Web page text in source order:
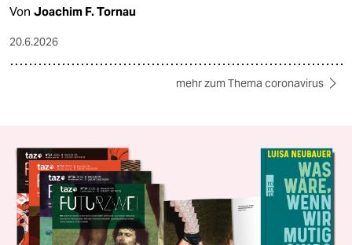
Von Joachim F. Tornau
20.6.2026
mehr zum Thema coronavirus